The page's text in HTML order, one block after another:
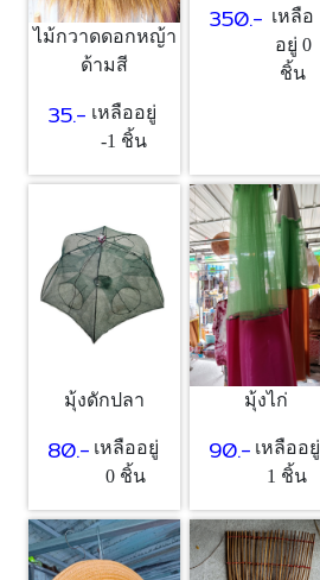
ไม้กวาดดอกหญ้า
ด้ามสี
35.- เหลืออยู่
-1 ชิ้น
350.- เหลือ
อยู่ 0
ชิ้น
มุ้งดักปลา
80.- เหลืออยู่
0 ชิ้น
มุ้งไก่
90.- เหลืออยู่
1 ชิ้น